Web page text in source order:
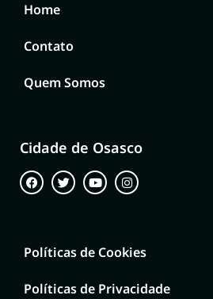
Home
Contato
Quem Somos
Cidade de Osasco
Políticas de Cookies
Políticas de Privacidade